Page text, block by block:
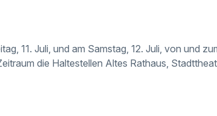
11. Juli, und am Samstag, 12. Juli, von und
die Haltestellen Altes Rathaus,